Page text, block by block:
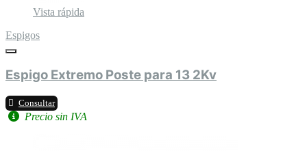
Vista rápida
Espigos
Espigo Extremo Poste para 13 2Kv
Consultar
Precio sin IVA